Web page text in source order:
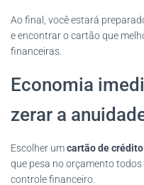
Ao final, você estará
e encontrar o cartão que
financeiras.
Economia
zerar a
Escolher umcartão de
que pesa no orçamento
controle financeiro.